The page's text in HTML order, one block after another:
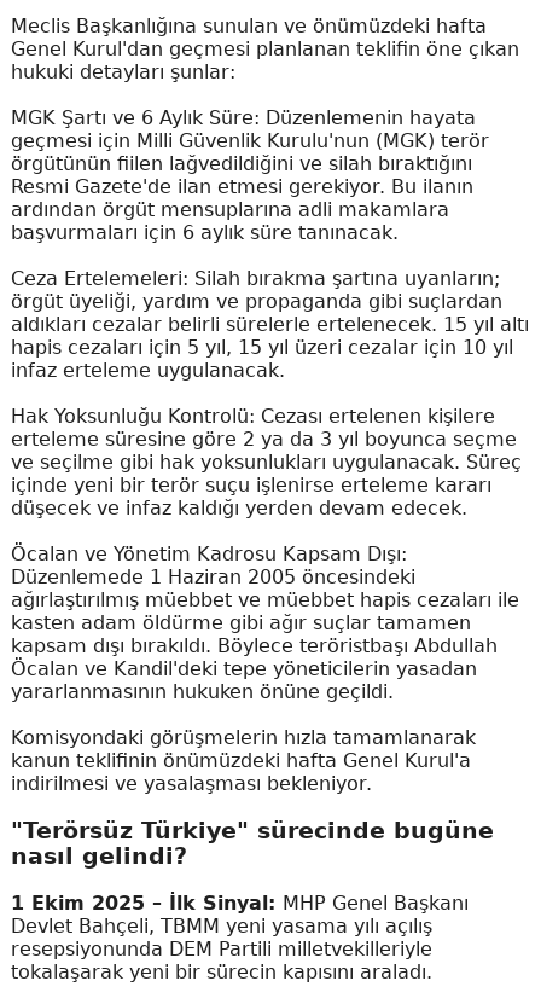
Meclis Başkanlığına sunulan ve önümüzdeki hafta
Genel Kurul'dan geçmesi planlanan teklifin öne çıkan
hukuki detayları şunlar:
MGK Şartı ve 6 Aylık Süre: Düzenlemenin hayata
geçmesi için Milli Güvenlik Kurulu'nun (MGK) terör
örgütünün fiilen lağvedildiğini ve silah bıraktığını
Resmi Gazete'de ilan etmesi gerekiyor. Bu ilanın
ardından örgüt mensuplarına adli makamlara
başvurmaları için 6 aylık süre tanınacak.
Ceza Ertelemeleri: Silah bırakma şartına uyanların;
örgüt üyeliği, yardım ve propaganda gibi suçlardan
aldıkları cezalar belirli sürelerle ertelenecek. 15 yıl altı
hapis cezaları için 5 yıl, 15 yıl üzeri cezalar için 10 yıl
infaz erteleme uygulanacak.
Hak Yoksunluğu Kontrolü: Cezası ertelenen kişilere
erteleme süresine göre 2 ya da 3 yıl boyunca seçme
ve seçilme gibi hak yoksunlukları uygulanacak. Süreç
içinde yeni bir terör suçu işlenirse erteleme kararı
düşecek ve infaz kaldığı yerden devam edecek.
Öcalan ve Yönetim Kadrosu Kapsam Dışı:
Düzenlemede 1 Haziran 2005 öncesindeki
ağırlaştırılmış müebbet ve müebbet hapis cezaları ile
kasten adam öldürme gibi ağır suçlar tamamen
kapsam dışı bırakıldı. Böylece teröristbaşı Abdullah
Öcalan ve Kandil'deki tepe yöneticilerin yasadan
yararlanmasının hukuken önüne geçildi.
Komisyondaki görüşmelerin hızla tamamlanarak
kanun teklifinin önümüzdeki hafta Genel Kurul'a
indirilmesi ve yasalaşması bekleniyor.
"Terörsüz Türkiye" sürecinde bugüne
nasıl gelindi?
1 Ekim 2025 – İlk Sinyal: MHP Genel Başkanı
Devlet Bahçeli, TBMM yeni yasama yılı açılış
resepsiyonunda DEM Partili milletvekilleriyle
tokalaşarak yeni bir sürecin kapısını araladı.